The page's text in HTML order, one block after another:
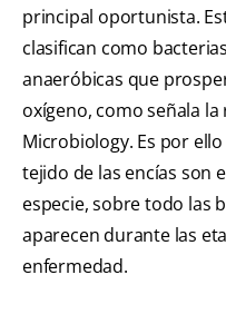
principal oportunista.
clasifican como
anaeróbicas que
oxígeno, como señala
Microbiology. Es por
tejido de las encías son
especie, sobre todo las
aparecen durante las
enfermedad.